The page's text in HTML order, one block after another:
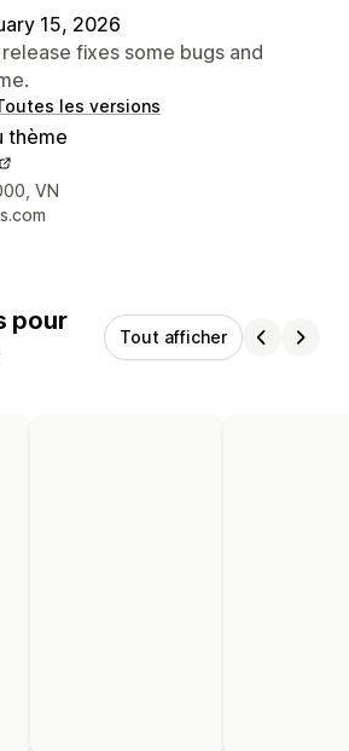
15, 2026
release fixes some bugs and
les versions
thème
VN
pour
Tout afficher